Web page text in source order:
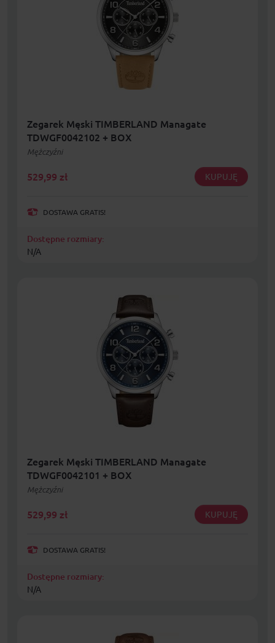
Zegarek Męski TIMBERLAND Managate
TDWGF0042102 + BOX
Mężczyźni
529,99 zł KUPUJĘ
DOSTAWA GRATIS!
Dostępne rozmiary:
N/A
Zegarek Męski TIMBERLAND Managate
TDWGF0042101 + BOX
Mężczyźni
529,99 zł KUPUJĘ
DOSTAWA GRATIS!
Dostępne rozmiary:
N/A